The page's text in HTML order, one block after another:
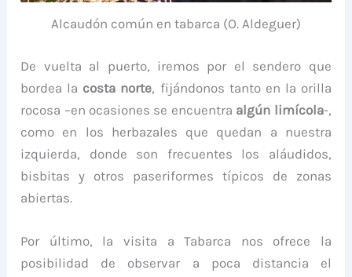
Alcaudón común en tabarca (O. Aldeguer)
De vuelta al puerto, iremos por el sendero que
bordea la costa norte, fijándonos tanto en la orilla
rocosa –en ocasiones se encuentra algún limícola-,
como en los herbazales que quedan a nuestra
izquierda, donde son frecuentes los aláudidos,
bisbitas y otros paseriformes típicos de zonas
abiertas.
Por último, la visita a Tabarca nos ofrece la
posibilidad de observar a poca distancia el